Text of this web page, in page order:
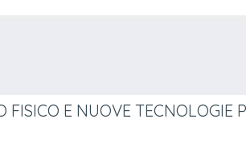
E NUOVE TECNOLOGIE